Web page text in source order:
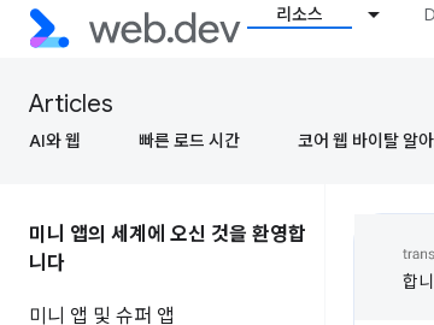
리소스
Articles
AI와 웹 빠른 로드 시간 코어 웹 바이탈 알
미니 앱의 세계에 오신 것을 환영합
니다
미니 앱 및 슈퍼 앱
합